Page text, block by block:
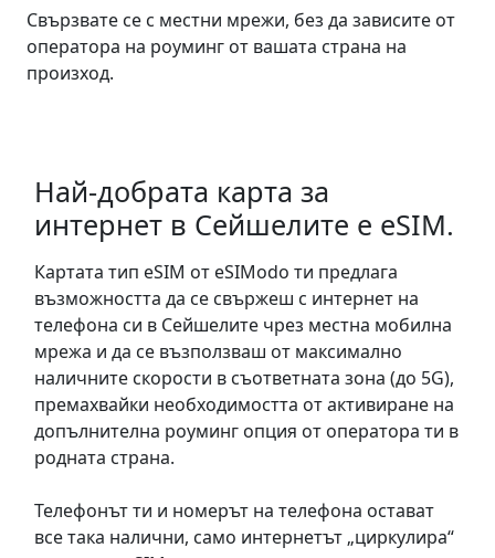
Свързвате се с местни мрежи, без да зависите от
оператора на роуминг от вашата страна на
произход.
Най-добрата карта за
интернет в Сейшелите е eSIM.
Картата тип eSIM от eSIModo ти предлага
възможността да се свържеш с интернет на
телефона си в Сейшелите чрез местна мобилна
мрежа и да се възползваш от максимално
наличните скорости в съответната зона (до 5G),
премахвайки необходимостта от активиране на
допълнителна роуминг опция от оператора ти в
родната страна.
Телефонът ти и номерът на телефона остават
все така налични, само интернетът „циркулира“